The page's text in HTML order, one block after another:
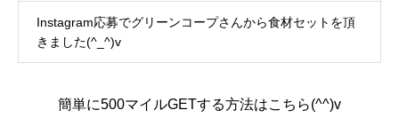
Instagram応募でグリーンコープさんから食材セットを頂
きました(^_^)v
簡単に500マイルGETする方法はこちら(^^)v